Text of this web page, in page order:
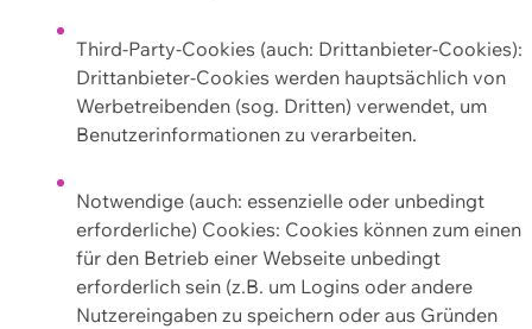
Third-Party-Cookies (auch: Drittanbieter-Cookies):
Drittanbieter-Cookies werden hauptsächlich von
Werbetreibenden (sog. Dritten) verwendet, um
Benutzerinformationen zu verarbeiten.
Notwendige (auch: essenzielle oder unbedingt
erforderliche) Cookies: Cookies können zum einen
für den Betrieb einer Webseite unbedingt
erforderlich sein (z.B. um Logins oder andere
Nutzereingaben zu speichern oder aus Gründen